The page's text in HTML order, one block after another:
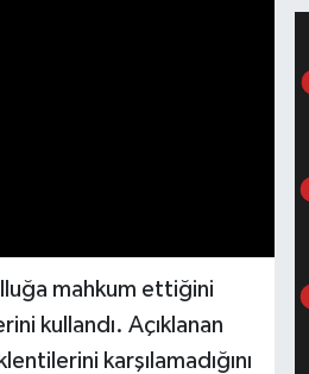
mahkum ettiğini
kullandı. Açıklanan
karşılamadığını